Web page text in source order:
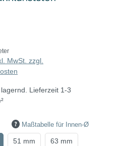
MwSt. zzgl.
Lieferzeit 1-3
Maßtabelle für Innen-Ø
51 mm 63 mm